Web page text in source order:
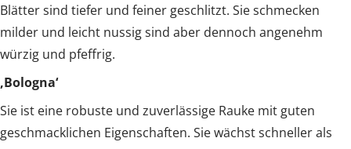
Blätter sind tiefer und feiner geschlitzt. Sie schmecken
milder und leicht nussig sind aber dennoch angenehm
würzig und pfeffrig.
‚Bologna‘
Sie ist eine robuste und zuverlässige Rauke mit guten
geschmacklichen Eigenschaften. Sie wächst schneller als